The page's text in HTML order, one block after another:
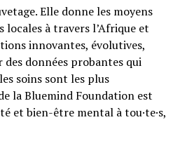
Elle donne les moyens
locales à travers l’Afrique et
innovantes, évolutives,
données probantes qui
soins sont les plus
la Bluemind Foundation est
et bien-être mental à tou·te·s,